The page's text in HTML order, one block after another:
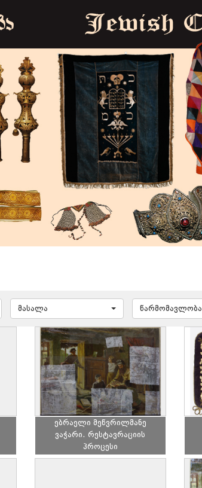
მასალა წარმომავლობა
ებრაელი მეწვრილმანე
ვაჭარი. რესტავრაციის
პროცესი